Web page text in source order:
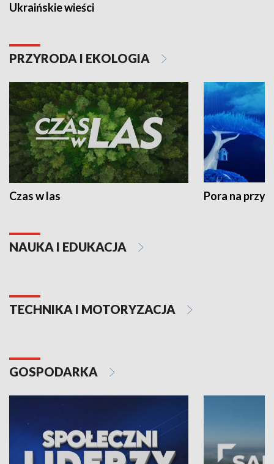
Ukraińskie wieści
PRZYRODA I EKOLOGIA
Czas w las Pora na
NAUKA I EDUKACJA
TECHNIKA I MOTORYZACJA
GOSPODARKA